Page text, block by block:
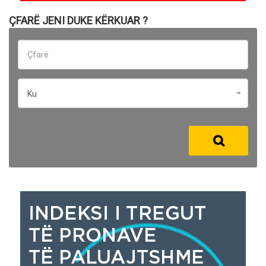
ÇFARË JENI DUKE KËRKUAR ?
Ku